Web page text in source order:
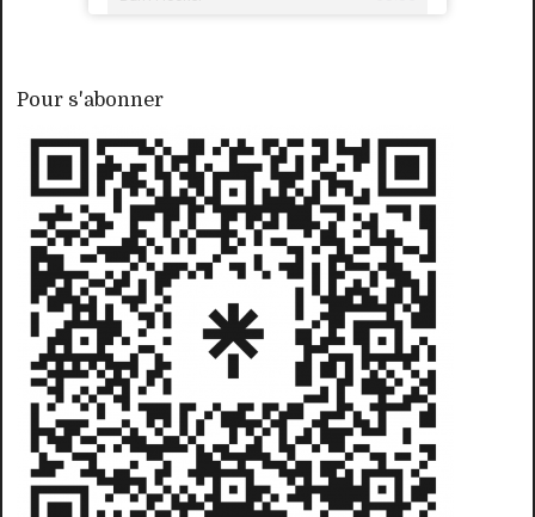
Pour s'abonner